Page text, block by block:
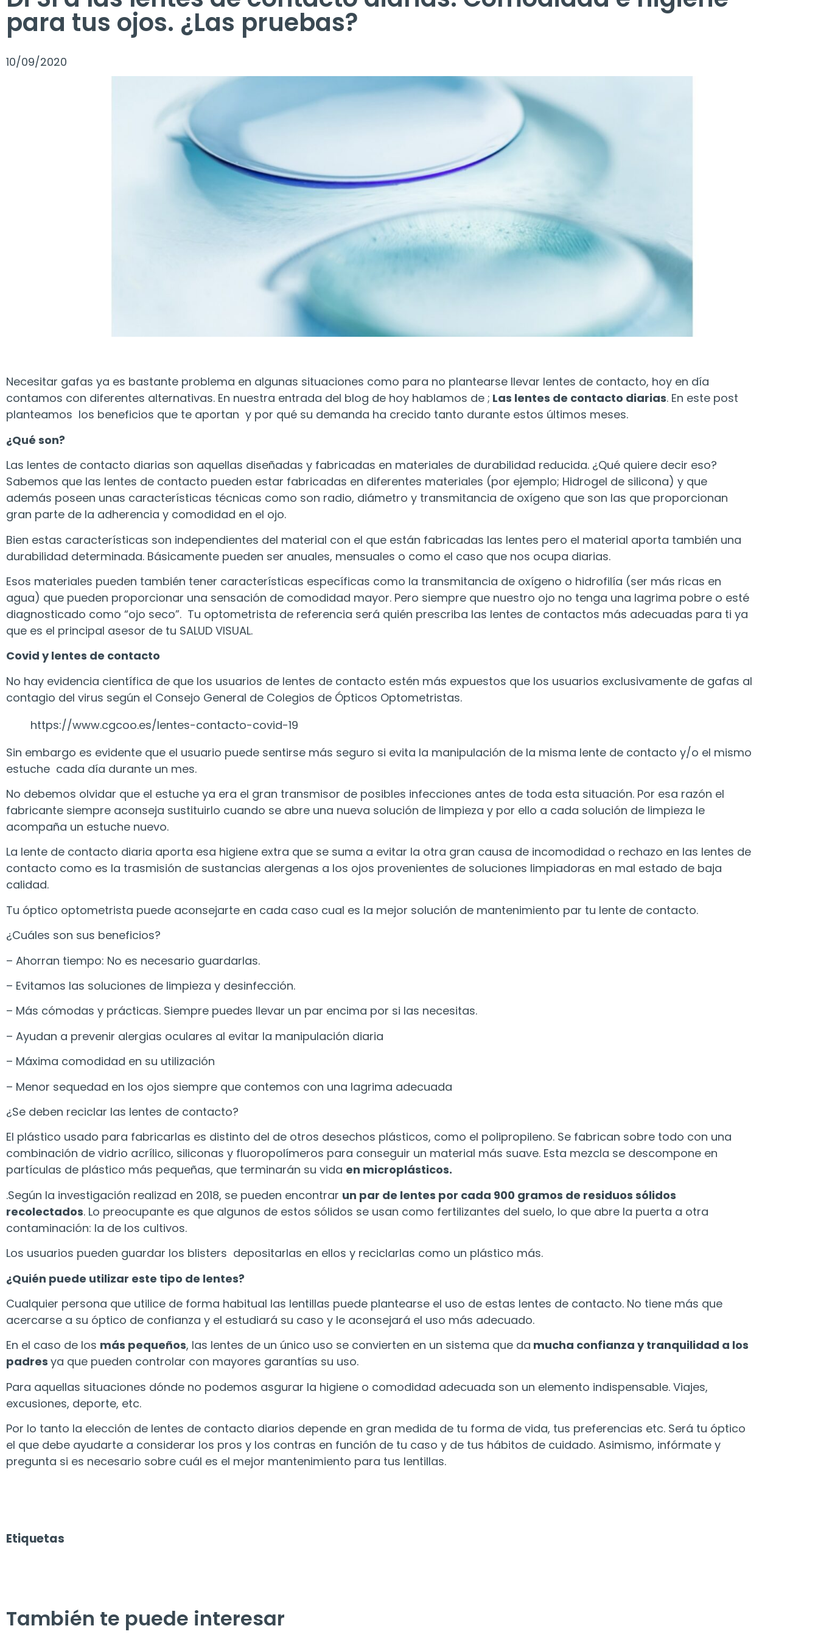
para tus ojos. ¿Las pruebas?
10/09/2020
Necesitar gafas ya es bastante problema en algunas situaciones como para no plantearse llevar lentes de contacto, hoy en día
contamos con diferentes alternativas. En nuestra entrada del blog de hoy hablamos de ; Las lentes de contacto diarias. En este post
planteamos los beneficios que te aportan y por qué su demanda ha crecido tanto durante estos últimos meses.
¿Qué son?
Las lentes de contacto diarias son aquellas diseñadas y fabricadas en materiales de durabilidad reducida. ¿Qué quiere decir eso?
Sabemos que las lentes de contacto pueden estar fabricadas en diferentes materiales (por ejemplo; Hidrogel de silicona) y que
además poseen unas características técnicas como son radio, diámetro y transmitancia de oxígeno que son las que proporcionan
gran parte de la adherencia y comodidad en el ojo.
Bien estas características son independientes del material con el que están fabricadas las lentes pero el material aporta también una
durabilidad determinada. Básicamente pueden ser anuales, mensuales o como el caso que nos ocupa diarias.
Esos materiales pueden también tener características específicas como la transmitancia de oxígeno o hidrofilía (ser más ricas en
agua) que pueden proporcionar una sensación de comodidad mayor. Pero siempre que nuestro ojo no tenga una lagrima pobre o esté
diagnosticado como “ojo seco”. Tu optometrista de referencia será quién prescriba las lentes de contactos más adecuadas para ti ya
que es el principal asesor de tu SALUD VISUAL.
Covid y lentes de contacto
No hay evidencia científica de que los usuarios de lentes de contacto estén más expuestos que los usuarios exclusivamente de gafas al
contagio del virus según el Consejo General de Colegios de Ópticos Optometristas.
https://www.cgcoo.es/lentes-contacto-covid-19
Sin embargo es evidente que el usuario puede sentirse más seguro si evita la manipulación de la misma lente de contacto y/o el mismo
estuche cada día durante un mes.
No debemos olvidar que el estuche ya era el gran transmisor de posibles infecciones antes de toda esta situación. Por esa razón el
fabricante siempre aconseja sustituirlo cuando se abre una nueva solución de limpieza y por ello a cada solución de limpieza le
acompaña un estuche nuevo.
La lente de contacto diaria aporta esa higiene extra que se suma a evitar la otra gran causa de incomodidad o rechazo en las lentes de
contacto como es la trasmisión de sustancias alergenas a los ojos provenientes de soluciones limpiadoras en mal estado de baja
calidad.
Tu óptico optometrista puede aconsejarte en cada caso cual es la mejor solución de mantenimiento par tu lente de contacto.
¿Cuáles son sus beneficios?
– Ahorran tiempo: No es necesario guardarlas.
– Evitamos las soluciones de limpieza y desinfección.
– Más cómodas y prácticas. Siempre puedes llevar un par encima por si las necesitas.
– Ayudan a prevenir alergias oculares al evitar la manipulación diaria
– Máxima comodidad en su utilización
– Menor sequedad en los ojos siempre que contemos con una lagrima adecuada
¿Se deben reciclar las lentes de contacto?
El plástico usado para fabricarlas es distinto del de otros desechos plásticos, como el polipropileno. Se fabrican sobre todo con una
combinación de vidrio acrílico, siliconas y fluoropolímeros para conseguir un material más suave. Esta mezcla se descompone en
partículas de plástico más pequeñas, que terminarán su vida en microplásticos.
.Según la investigación realizad en 2018, se pueden encontrar un par de lentes por cada 900 gramos de residuos sólidos
recolectados. Lo preocupante es que algunos de estos sólidos se usan como fertilizantes del suelo, lo que abre la puerta a otra
contaminación: la de los cultivos.
Los usuarios pueden guardar los blisters depositarlas en ellos y reciclarlas como un plástico más.
¿Quién puede utilizar este tipo de lentes?
Cualquier persona que utilice de forma habitual las lentillas puede plantearse el uso de estas lentes de contacto. No tiene más que
acercarse a su óptico de confianza y el estudiará su caso y le aconsejará el uso más adecuado.
En el caso de los más pequeños, las lentes de un único uso se convierten en un sistema que da mucha confianza y tranquilidad a los
padres ya que pueden controlar con mayores garantías su uso.
Para aquellas situaciones dónde no podemos asgurar la higiene o comodidad adecuada son un elemento indispensable. Viajes,
excusiones, deporte, etc.
Por lo tanto la elección de lentes de contacto diarios depende en gran medida de tu forma de vida, tus preferencias etc. Será tu óptico
el que debe ayudarte a considerar los pros y los contras en función de tu caso y de tus hábitos de cuidado. Asimismo, infórmate y
pregunta si es necesario sobre cuál es el mejor mantenimiento para tus lentillas.
Etiquetas
También te puede interesar